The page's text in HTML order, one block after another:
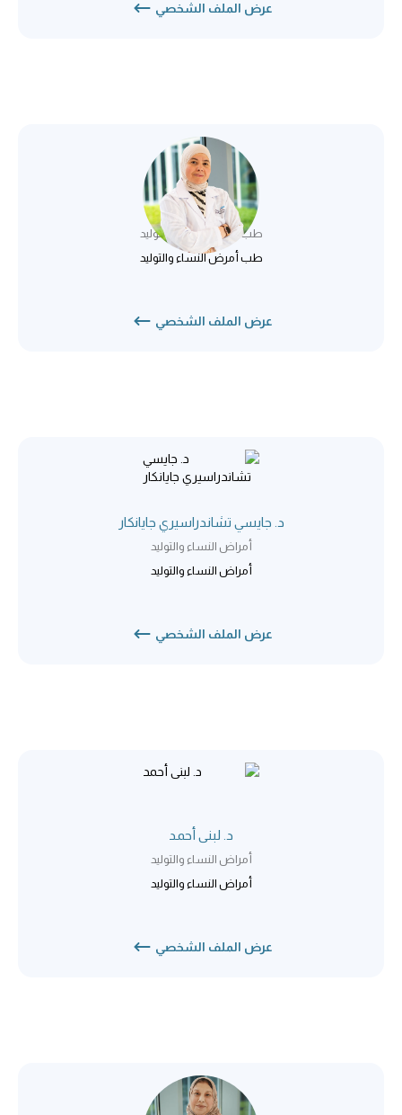
عرض الملف الشخصي
د. باسمة جمال الدين
طب أمرض النساء والتوليد
طب أمرض النساء والتوليد
عرض الملف الشخصي
د. جايسي تشاندراسيري جايانكار
أمراض النساء والتوليد
أمراض النساء والتوليد
عرض الملف الشخصي
د. لبنى أحمد
أمراض النساء والتوليد
أمراض النساء والتوليد
عرض الملف الشخصي